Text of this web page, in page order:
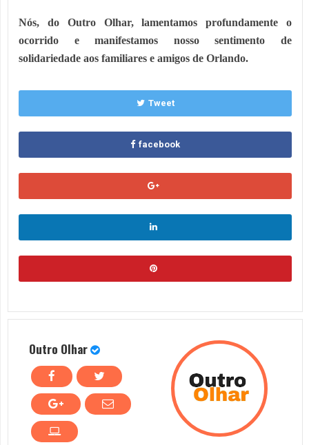
Nós, do Outro Olhar, lamentamos profundamente o
ocorrido e manifestamos nosso sentimento de
solidariedade aos familiares e amigos de Orlando.
Tweet
facebook
Outro Olhar